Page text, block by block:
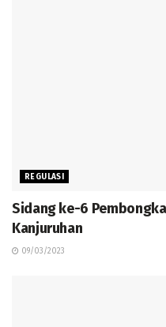
REGULASI
Sidang ke-6
Kanjuruhan
09/03/2023